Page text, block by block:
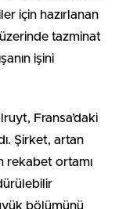
için hazırlanan
üzerinde tazminat
işini
Fransa’daki
Şirket, artan
rekabet ortamı
bölümünü